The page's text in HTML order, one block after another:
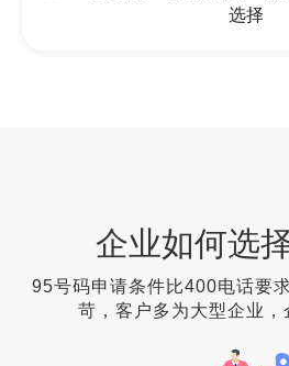
选择
企业如何选
95号码申请条件比400电话要
苛，客户多为大型企业，